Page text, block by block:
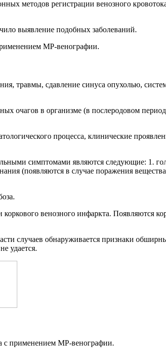
методов регистрации венозного
выявление подобных заболеваний.
МР-венографии.
травмы, сдавление синуса опухолью,
очагов в организме (в послеродовом
процесса, клинические
симптомами являются следующие: 1.
(появляются в случае поражения
венозного инфаркта. Появляются
случаев обнаруживается признаки
удается.
с применением МР-венографии.